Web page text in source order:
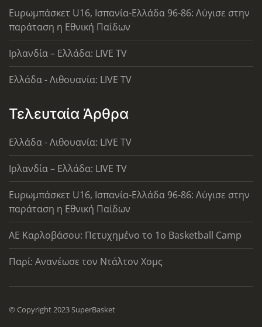
Ευρωμπάσκετ U16, Ισπανία-Ελλάδα 96-86: Λύγισε στην
παράταση η Εθνική Παίδων
Ιρλανδία – Ελλάδα: LIVE TV
Ελλάδα - Λιθουανία: LIVE TV
Τελευταία Άρθρα
Ελλάδα - Λιθουανία: LIVE TV
Ιρλανδία – Ελλάδα: LIVE TV
Ευρωμπάσκετ U16, Ισπανία-Ελλάδα 96-86: Λύγισε στην
παράταση η Εθνική Παίδων
ΑΕ Καρλοβάσου: Πετυχημένο το 1ο Basketball Camp
Παρί: Ανανέωσε τον Ντάλτον Χομς
© Copyright 2023 SuperBasket